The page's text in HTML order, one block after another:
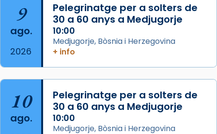
de Barcelona.
2 weeks ago
Aquest dilluns, 27 de juliol, ha tingut lloc la
missa d’acció de gràcies en agraïment al
comitè organitzador de la visita apostòlica
del Sant Pare Lleó XIV a Barcelona, i als
col·laboradors, a la Catedral de Barcelona.
L’arquebisbe de Barcelona, el cardenal Joan
Josep Omella, ha presidit la missa i l’ha
concelebrat el bisbe auxiliar de Barcelona,
9
ago.
2026
Pelegrinatge per a solters de
30 a 60 anys a Medjugorje
10:00
Medjugorje, Bòsnia i Herzegovina
+ info
10
ago.
Pelegrinatge per a solters de
30 a 60 anys a Medjugorje
10:00
Medjugorje, Bòsnia i Herzegovina